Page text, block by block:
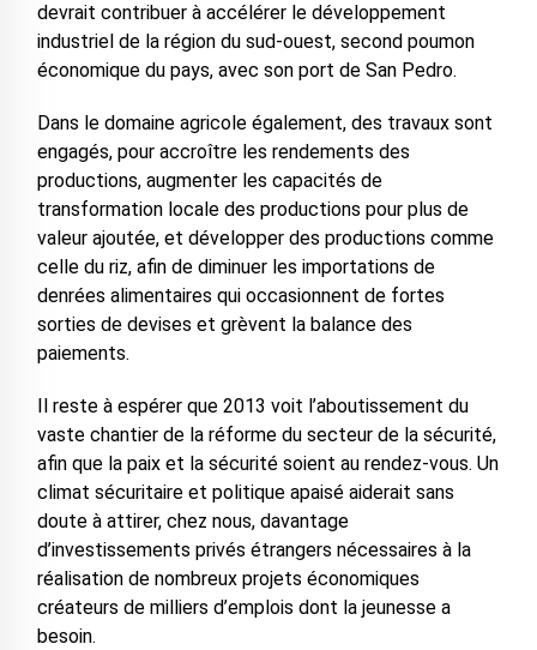
devrait contribuer à accélérer le développement
industriel de la région du sud-ouest, second poumon
économique du pays, avec son port de San Pedro.
Dans le domaine agricole également, des travaux sont
engagés, pour accroître les rendements des
productions, augmenter les capacités de
transformation locale des productions pour plus de
valeur ajoutée, et développer des productions comme
celle du riz, afin de diminuer les importations de
denrées alimentaires qui occasionnent de fortes
sorties de devises et grèvent la balance des
paiements.
Il reste à espérer que 2013 voit l’aboutissement du
vaste chantier de la réforme du secteur de la sécurité,
afin que la paix et la sécurité soient au rendez-vous. Un
climat sécuritaire et politique apaisé aiderait sans
doute à attirer, chez nous, davantage
d’investissements privés étrangers nécessaires à la
réalisation de nombreux projets économiques
créateurs de milliers d’emplois dont la jeunesse a
besoin.